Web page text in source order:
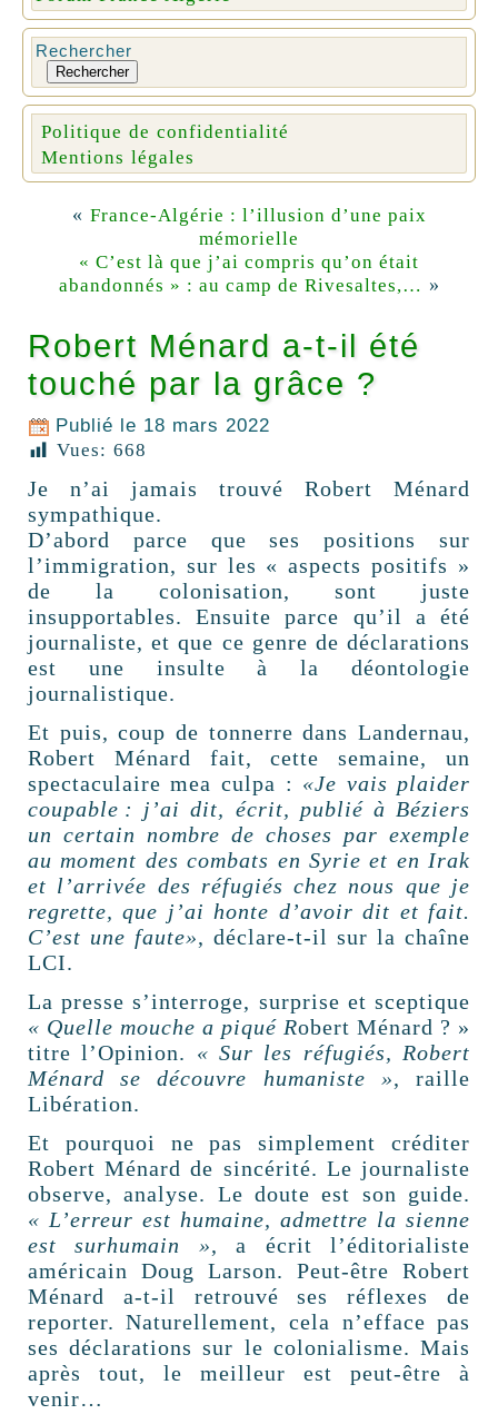
Rechercher
Rechercher
Politique de confidentialité
Mentions légales
« France-Algérie : l’illusion d’une paix
mémorielle
« C’est là que j’ai compris qu’on était
abandonnés » : au camp de Rivesaltes,… »
Robert Ménard a-t-il été
touché par la grâce ?
Publié le 18 mars 2022
Vues: 668
Je n’ai jamais trouvé Robert Ménard
sympathique.
D’abord parce que ses positions sur
l’immigration, sur les « aspects positifs »
de la colonisation, sont juste
insupportables. Ensuite parce qu’il a été
journaliste, et que ce genre de déclarations
est une insulte à la déontologie
journalistique.
Et puis, coup de tonnerre dans Landernau,
Robert Ménard fait, cette semaine, un
spectaculaire mea culpa : «Je vais plaider
coupable : j’ai dit, écrit, publié à Béziers
un certain nombre de choses par exemple
au moment des combats en Syrie et en Irak
et l’arrivée des réfugiés chez nous que je
regrette, que j’ai honte d’avoir dit et fait.
C’est une faute», déclare-t-il sur la chaîne
LCI.
La presse s’interroge, surprise et sceptique
« Quelle mouche a piqué Robert Ménard ? »
titre l’Opinion. « Sur les réfugiés, Robert
Ménard se découvre humaniste », raille
Libération.
Et pourquoi ne pas simplement créditer
Robert Ménard de sincérité. Le journaliste
observe, analyse. Le doute est son guide.
« L’erreur est humaine, admettre la sienne
est surhumain », a écrit l’éditorialiste
américain Doug Larson. Peut-être Robert
Ménard a-t-il retrouvé ses réflexes de
reporter. Naturellement, cela n’efface pas
ses déclarations sur le colonialisme. Mais
après tout, le meilleur est peut-être à
venir…